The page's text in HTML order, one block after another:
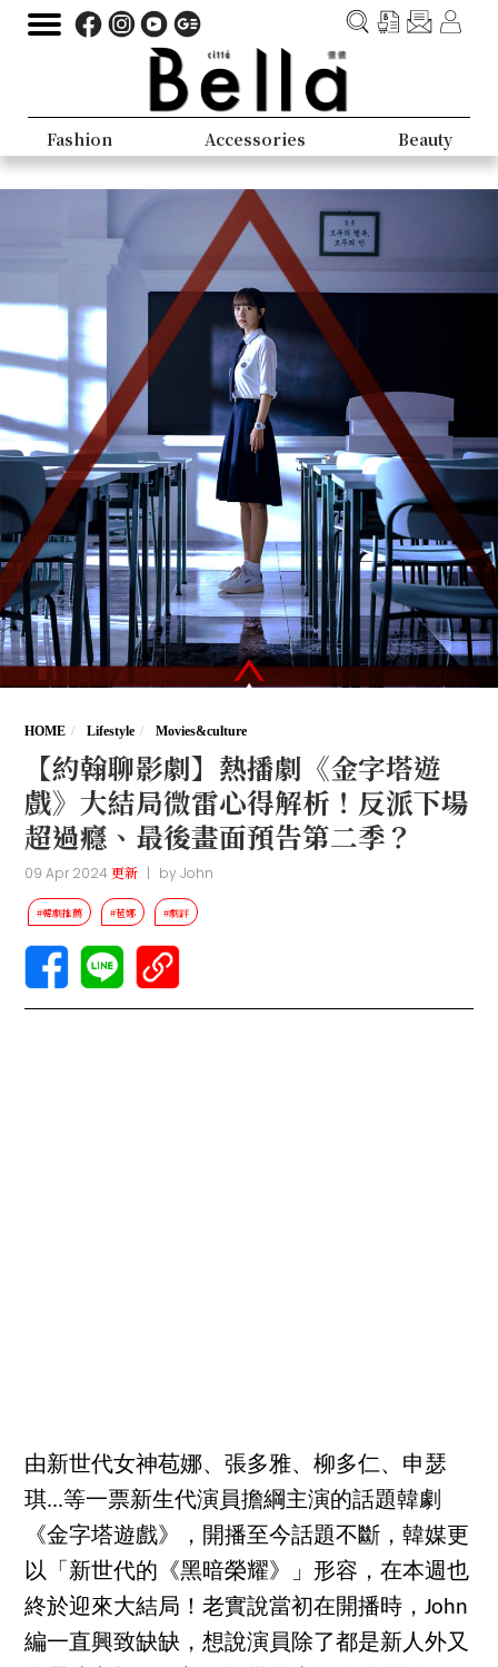
Fashion Accessories Beauty
HOME Lifestyle Movies&culture
【約翰聊影劇】熱播劇《金字塔遊
戲》大結局微雷心得解析！反派下場
超過癮、最後畫面預告第二季？
09 Apr 2024更新 | byJohn
#韓劇推薦 #苞娜 #劇評
由新世代女神苞娜、張多雅、柳多仁、申瑟
琪...等一票新生代演員擔綱主演的話題韓劇
《金字塔遊戲》，開播至今話題不斷，韓媒更
以「新世代的《黑暗榮耀》」形容，在本週也
終於迎來大結局！老實說當初在開播時，John
編一直興致缺缺，想說演員除了都是新人外又